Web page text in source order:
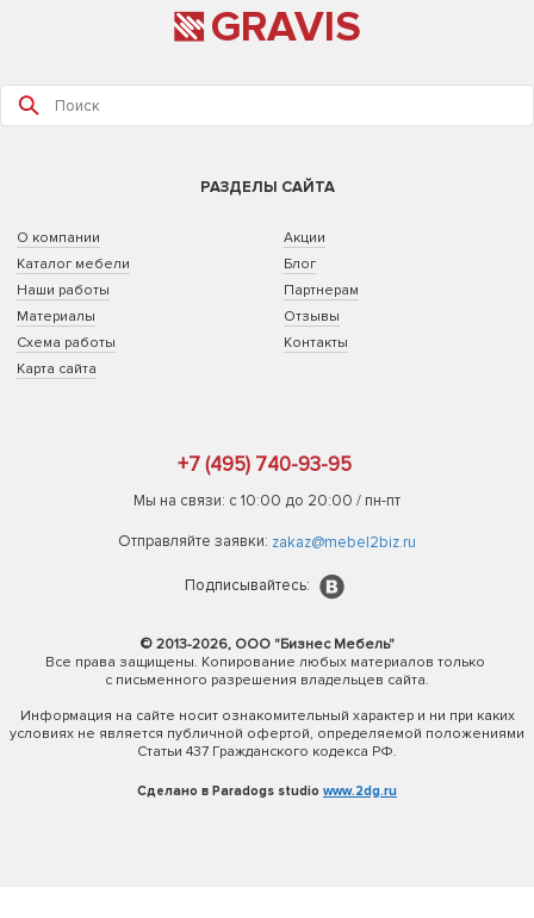
GRAVIS
РАЗДЕЛЫ САЙТА
О компании
Каталог мебели
Наши работы
Материалы
Схема работы
Карта сайта
Акции
Блог
Партнерам
Отзывы
Контакты
+7 (495) 740-93-95
Мы на связи: с 10:00 до 20:00 / пн-пт
Отправляйте заявки: zakaz@mebel2biz.ru
Подписывайтесь:
© 2013-2026, ООО "Бизнес Мебель"
Все права защищены. Копирование любых материалов только
с письменного разрешения владельцев сайта.
Информация на сайте носит ознакомительный характер и ни при каких
условиях не является публичной офертой, определяемой положениями
Статьи 437 Гражданского кодекса РФ.
Сделано в Paradogs studio www.2dg.ru